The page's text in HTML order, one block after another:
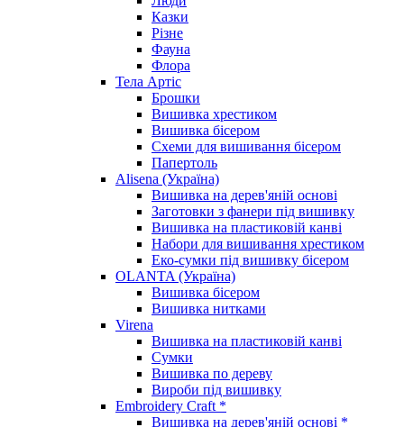
Казки
Різне
Фауна
Флора
Тела Артіс
Брошки
Вишивка хрестиком
Вишивка бісером
Схеми для вишивання бісером
Папертоль
Alisena (Україна)
Вишивка на дерев'яній основі
Заготовки з фанери під вишивку
Вишивка на пластиковій канві
Набори для вишивання хрестиком
Еко-сумки під вишивку бісером
OLANTA (Україна)
Вишивка бісером
Вишивка нитками
Virena
Вишивка на пластиковій канві
Сумки
Вишивка по дереву
Вироби під вишивку
Embroidery Craft *
Вишивка на дерев'яній основі *